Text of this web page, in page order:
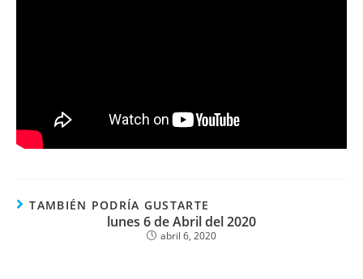
TAMBIÉN PODRÍA GUSTARTE
lunes 6 de Abril del 2020
abril 6, 2020